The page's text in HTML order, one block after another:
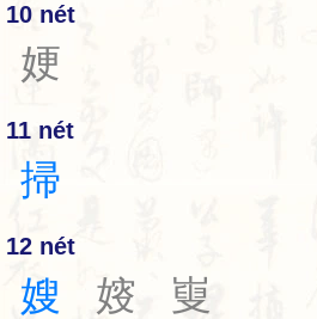
10 nét
㛐
11 nét
掃
12 nét
嫂 㛮 㟬